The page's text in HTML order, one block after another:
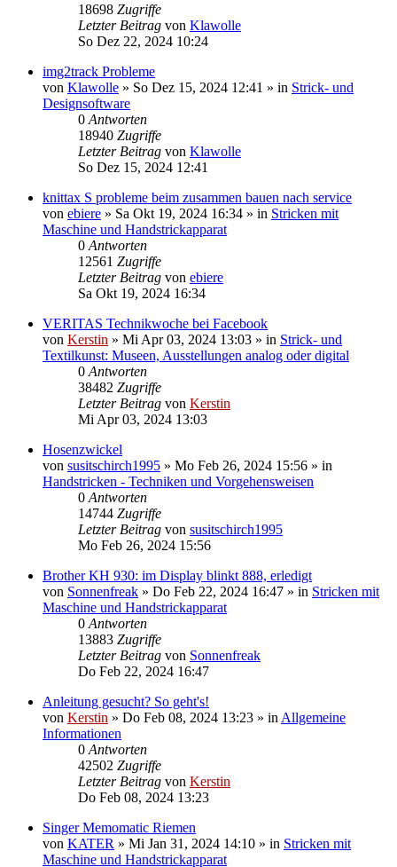
18698 Zugriffe
Letzter Beitrag von Klawolle
So Dez 22, 2024 10:24
img2track Probleme
von Klawolle » So Dez 15, 2024 12:41 » in Strick- und
Designsoftware
0 Antworten
18940 Zugriffe
Letzter Beitrag von Klawolle
So Dez 15, 2024 12:41
knittax S probleme beim zusammen bauen nach service
von ebiere » Sa Okt 19, 2024 16:34 » in Stricken mit
Maschine und Handstrickapparat
0 Antworten
12561 Zugriffe
Letzter Beitrag von ebiere
Sa Okt 19, 2024 16:34
VERITAS Technikwoche bei Facebook
von Kerstin » Mi Apr 03, 2024 13:03 » in Strick- und
Textilkunst: Museen, Ausstellungen analog oder digital
0 Antworten
38482 Zugriffe
Letzter Beitrag von Kerstin
Mi Apr 03, 2024 13:03
Hosenzwickel
von susitschirch1995 » Mo Feb 26, 2024 15:56 » in
Handstricken - Techniken und Vorgehensweisen
0 Antworten
14744 Zugriffe
Letzter Beitrag von susitschirch1995
Mo Feb 26, 2024 15:56
Brother KH 930: im Display blinkt 888, erledigt
von Sonnenfreak » Do Feb 22, 2024 16:47 » in Stricken mit
Maschine und Handstrickapparat
0 Antworten
13883 Zugriffe
Letzter Beitrag von Sonnenfreak
Do Feb 22, 2024 16:47
Anleitung gesucht? So geht's!
von Kerstin » Do Feb 08, 2024 13:23 » in Allgemeine
Informationen
0 Antworten
42502 Zugriffe
Letzter Beitrag von Kerstin
Do Feb 08, 2024 13:23
Singer Memomatic Riemen
von KATER » Mi Jan 31, 2024 14:10 » in Stricken mit
Maschine und Handstrickapparat